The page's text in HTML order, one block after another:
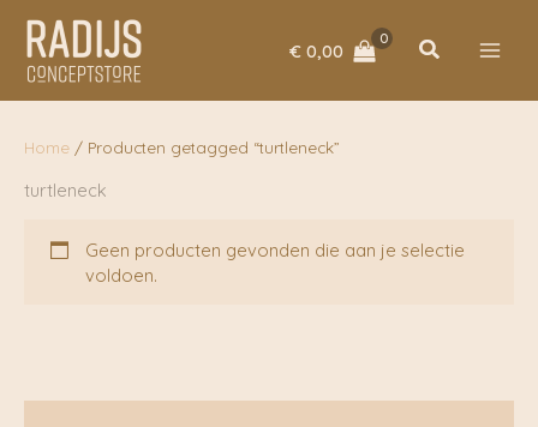
naar
inhoud
€ 0,00 Zoeken
Home / Producten getagged “turtleneck”
turtleneck
Geen producten gevonden die aan je selectie
voldoen.